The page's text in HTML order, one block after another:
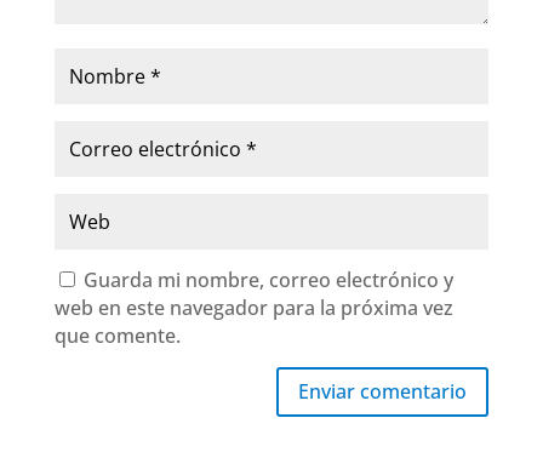
Guarda mi nombre, correo electrónico y
web en este navegador para la próxima vez
que comente.
Enviar comentario